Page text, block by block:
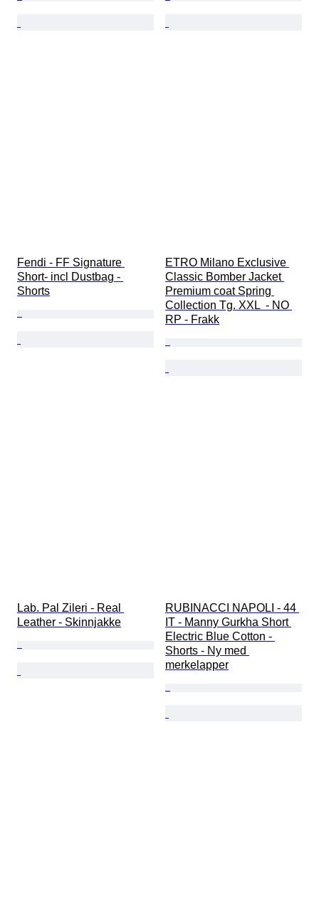
Fendi - FF Signature
Short- incl Dustbag -
Shorts
ETRO Milano Exclusive
Classic Bomber Jacket
Premium coat Spring
Collection Tg. XXL  - NO
RP - Frakk
Lab. Pal Zileri - Real
Leather - Skinnjakke
RUBINACCI NAPOLI - 44
IT - Manny Gurkha Short
Electric Blue Cotton -
Shorts - Ny med
merkelapper